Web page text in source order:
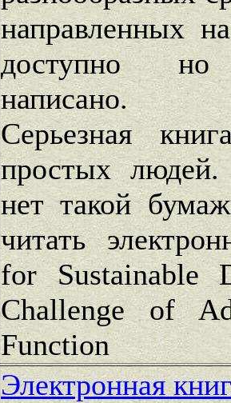
направленных
доступно но
написано.
Серьезная
простых людей.
нет такой
читать
for Sustainable
Challenge of
Function
Электронная